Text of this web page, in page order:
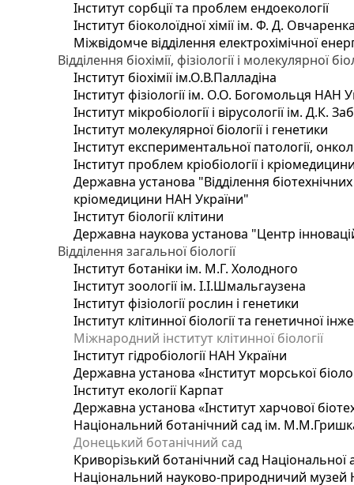
Інститут сорбції та проблем ендоекології
Інститут біоколоїдної хімії ім. Ф. Д.
Міжвідомче відділення електрохімічної
Відділення біохімії, фізіології і молекулярної
Інститут біохімії ім.О.В.Палладіна
Інститут фізіології ім. О.О. Богомольця НАН
Інститут мікробіології і вірусології ім. Д.К.
Інститут молекулярної біології і генетики
Інститут експериментальної патології,
Інститут проблем кріобіології і
Державна установа "Відділення
кріомедицини НАН України"
Інститут біології клітини
Державна наукова установа "Центр
Відділення загальної біології
Інститут ботаніки ім. М.Г. Холодного
Інститут зоології ім. І.І.Шмальгаузена
Інститут фізіології рослин і генетики
Інститут клітинної біології та генетичної
Міжнародний інститут клітинної біології
Інститут гідробіології НАН України
Державна установа «Інститут морської
Інститут екології Карпат
Державна установа «Інститут харчової
Національний ботанічний сад ім.
Донецький ботанічний сад
Криворізький ботанічний сад Національної
Національний науково-природничий музей